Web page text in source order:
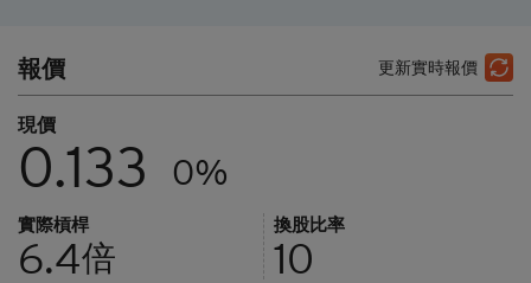
更新實時報價
報價
現價
0.133 0%
實際槓桿
6.4倍
換股比率
10